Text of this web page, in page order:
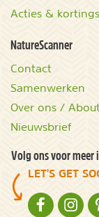
Acties &
NatureScanner
Contact
Samenwerken
Over ons /
Nieuwsbrief
Volg ons voor meer
LET'S GET